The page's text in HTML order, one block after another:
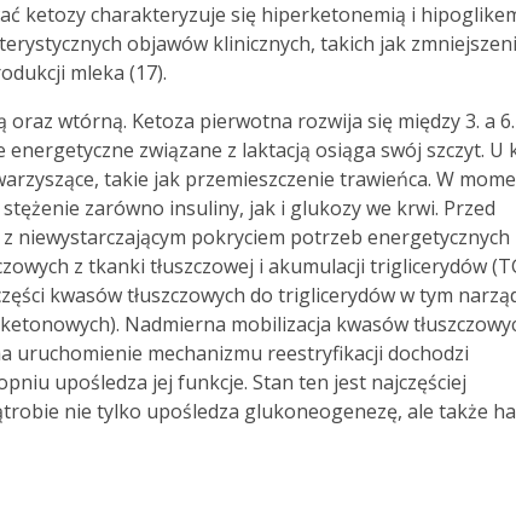
ketozy charakteryzuje się hiperketonemią i
objawów klinicznych, takich jak
mleka (17).
wtórną. Ketoza pierwotna rozwija się między 3. a 6.
związane z laktacją osiąga swój szczyt. U
takie jak przemieszczenie trawieńca. W
zarówno insuliny, jak i glukozy we krwi. Przed
niewystarczającym pokryciem potrzeb energetycznych
z tkanki tłuszczowej i akumulacji triglicerydów
kwasów tłuszczowych do triglicerydów w tym
Nadmierna mobilizacja kwasów
uruchomienie mechanizmu reestryfikacji dochodzi
upośledza jej funkcje. Stan ten jest najczęściej
nie tylko upośledza glukoneogenezę, ale także